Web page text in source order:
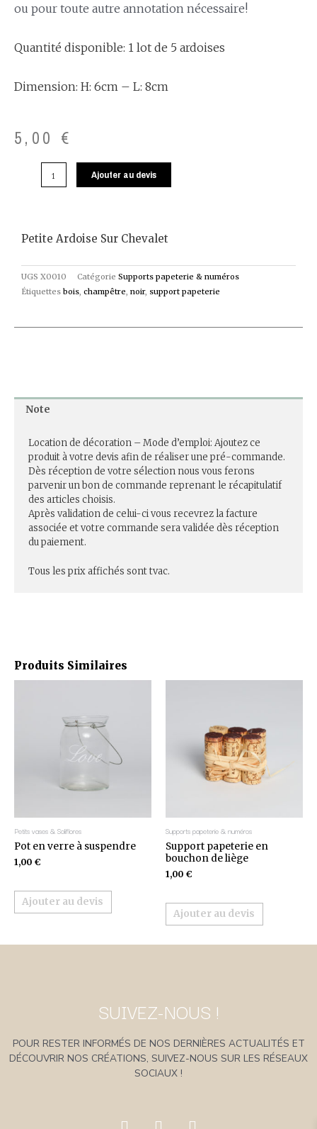
ou pour toute autre annotation nécessaire!
Quantité disponible: 1 lot de 5 ardoises
Dimension: H: 6cm – L: 8cm
5,00 €
Ajouter au devis
Produits Similaires
Petits vases & Soliflores
Pot en verre à suspendre
1,00 €
Ajouter au devis
Supports papeterie & numéros
Support papeterie en
bouchon de liège
1,00 €
Ajouter au devis
Petite Ardoise Sur Chevalet
UGS X0010 Catégorie Supports papeterie & numéros
Étiquettes bois, champêtre, noir, support papeterie
Note
Location de décoration – Mode d’emploi: Ajoutez ce
produit à votre devis afin de réaliser une pré-commande.
Dès réception de votre sélection nous vous ferons
parvenir un bon de commande reprenant le récapitulatif
des articles choisis.
Après validation de celui-ci vous recevrez la facture
associée et votre commande sera validée dès réception
du paiement.
Tous les prix affichés sont tvac.
SUIVEZ-NOUS !
POUR RESTER INFORMÉS DE NOS DERNIÈRES ACTUALITÉS ET
DÉCOUVRIR NOS CRÉATIONS, SUIVEZ-NOUS SUR LES RÉSEAUX
SOCIAUX !